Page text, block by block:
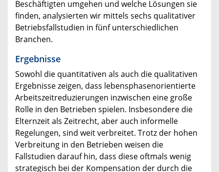
Beschäftigten umgehen und welche Lösungen sie
finden, analysierten wir mittels sechs qualitativer
Betriebsfallstudien in fünf unterschiedlichen
Branchen.
Ergebnisse
Sowohl die quantitativen als auch die qualitativen
Ergebnisse zeigen, dass lebensphasenorientierte
Arbeitszeitreduzierungen inzwischen eine große
Rolle in den Betrieben spielen. Insbesondere die
Elternzeit als Zeitrecht, aber auch informelle
Regelungen, sind weit verbreitet. Trotz der hohen
Verbreitung in den Betrieben weisen die
Fallstudien darauf hin, dass diese oftmals wenig
strategisch bei der Kompensation der durch die